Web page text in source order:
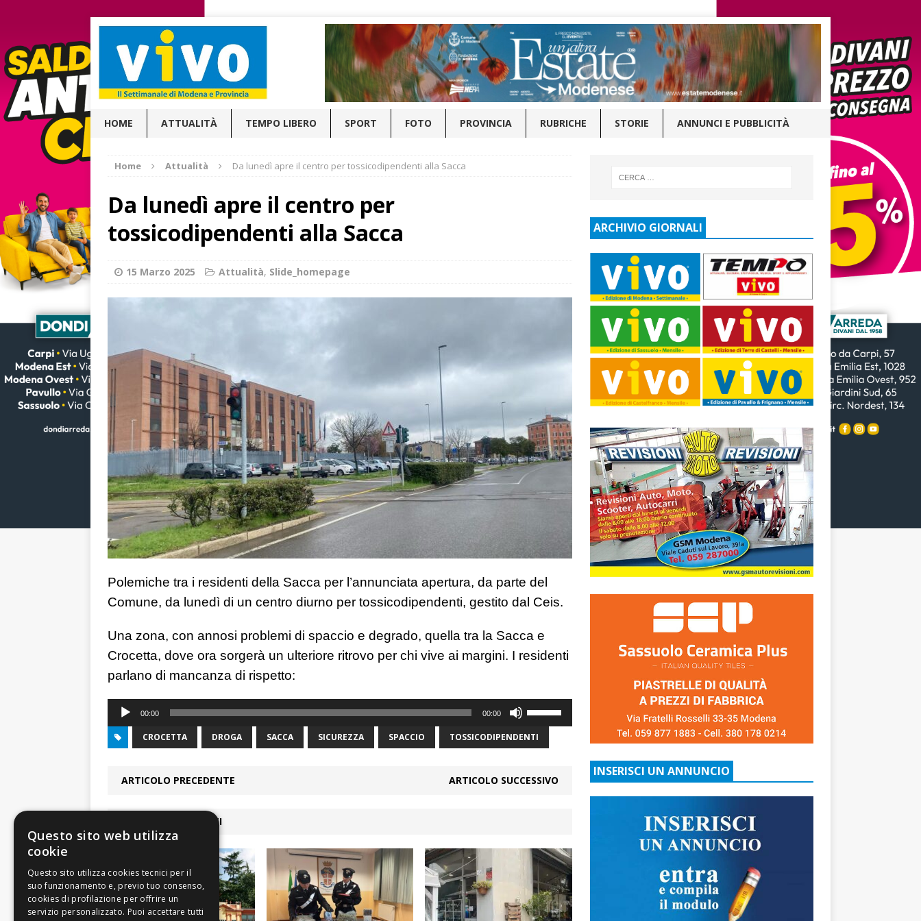
HOME ATTUALITÀ TEMPO LIBERO SPORT FOTO PROVINCIA RUBRICHE STORIE ANNUNCI E PUBBLICITÀ
Home Attualità Da lunedì apre il centro per tossicodipendenti alla Sacca
Da lunedì apre il centro per
tossicodipendenti alla Sacca
15 Marzo 2025 Attualità, Slide_homepage
Polemiche tra i residenti della Sacca per l’annunciata apertura, da parte del
Comune, da lunedì di un centro diurno per tossicodipendenti, gestito dal Ceis.
Una zona, con annosi problemi di spaccio e degrado, quella tra la Sacca e
Crocetta, dove ora sorgerà un ulteriore ritrovo per chi vive ai margini. I residenti
parlano di mancanza di rispetto:
Audio
Player
00:00 00:00
tasti
freccia
per
volume.
CROCETTA DROGA SACCA SICUREZZA SPACCIO TOSSICODIPENDENTI
ARTICOLO PRECEDENTE ARTICOLO SUCCESSIVO
ARTICOLI COLLEGATI
ARCHIVIO GIORNALI
INSERISCI UN ANNUNCIO
Questo sito web utilizza
cookie